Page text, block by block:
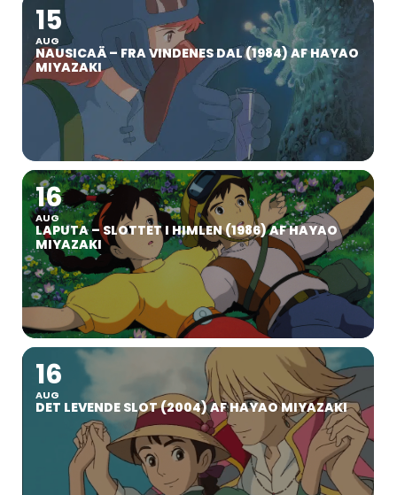
15
AUG
NAUSICAÄ – FRA VINDENES DAL (1984) AF HAYAO
MIYAZAKI
16
AUG
LAPUTA – SLOTTET I HIMLEN (1986) AF HAYAO
MIYAZAKI
16
AUG
DET LEVENDE SLOT (2004) AF HAYAO MIYAZAKI